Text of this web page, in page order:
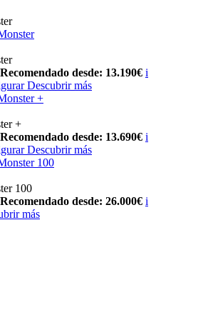
desde: 13.190€ i
Descubrir más
+
+
desde: 13.690€ i
Descubrir más
100
100
desde: 26.000€ i
más